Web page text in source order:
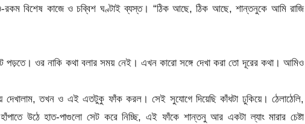
রকম বিশেষ কাজে ও চব্বিশ ঘণ্টাই ব্যস্ত। “ঠিক আছে, ঠিক আছে, শান্তনুকে আমি রাজি
পড়তে। ওর নাকি কথা বলার সময় নেই। এখন কারো সঙ্গে দেখা করা তো দূরের কথা। আমিও
তখন ও এই এতটুকু ফাঁক করল। সেই সুযোগে দিয়েছি কাঁধটা ঢুকিয়ে। ঠেলাঠেলি,
উঠে হাত-পাগুলো সেট করে নিচ্ছি, এই ফাঁকে শান্তনু আর একটা ল্যাং মারার চেষ্টা